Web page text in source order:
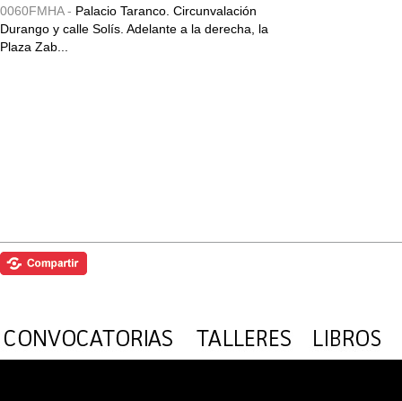
0060FMHA - Palacio Taranco. Circunvalación
Durango y calle Solís. Adelante a la derecha, la
Plaza Zab...